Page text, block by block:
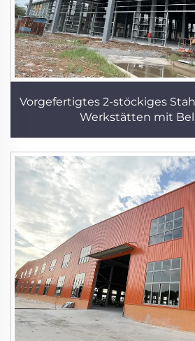
Vorgefertigtes 2-stöckiges
Werkstätten mit